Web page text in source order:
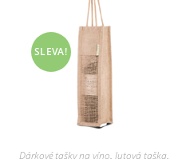
SLEVA!
Dárkové tašky na víno,Jutová taška,